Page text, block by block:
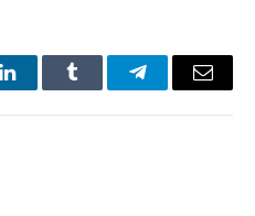
LinkedInTumblr TelegramE-